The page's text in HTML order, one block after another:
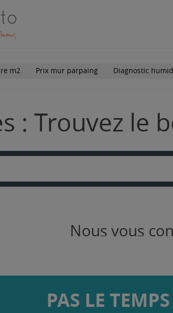
m2 Prix mur parpaing Diagnostic
: Trouvez le
Nous vous
PAS LE